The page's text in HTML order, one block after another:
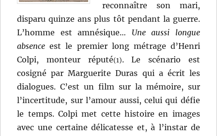
reconnaître son mari,
disparu quinze ans plus tôt pendant la guerre.
L’homme est amnésique… Une aussi longue
absence est le premier long métrage d’Henri
Colpi, monteur réputé(1). Le scénario est
cosigné par Marguerite Duras qui a écrit les
dialogues. C’est un film sur la mémoire, sur
l’incertitude, sur l’amour aussi, celui qui défie
le temps. Colpi met cette histoire en images
avec une certaine délicatesse et, à l’instar de